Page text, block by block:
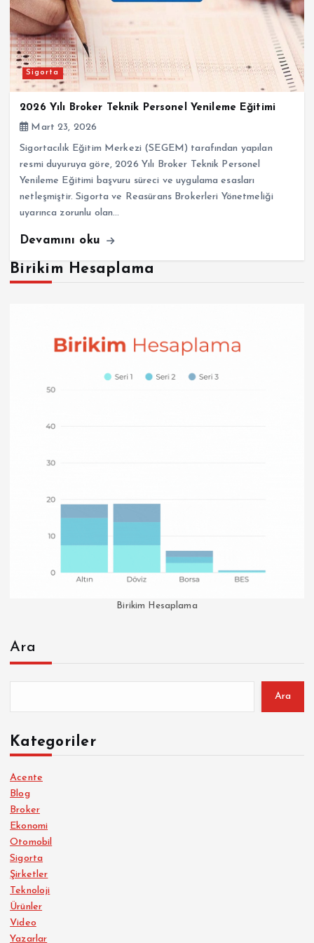
Sigorta
2026 Yılı Broker Teknik Personel Yenileme Eğitimi
Mart 23, 2026
Sigortacılık Eğitim Merkezi (SEGEM) tarafından yapılan
resmi duyuruya göre, 2026 Yılı Broker Teknik Personel
Yenileme Eğitimi başvuru süreci ve uygulama esasları
netleşmiştir. Sigorta ve Reasürans Brokerleri Yönetmeliği
uyarınca zorunlu olan…
Devamını oku
Birikim Hesaplama
Birikim Hesaplama
Ara
Ara
Kategoriler
Acente
Blog
Broker
Ekonomi
Otomobil
Sigorta
Şirketler
Teknoloji
Ürünler
Video
Yazarlar